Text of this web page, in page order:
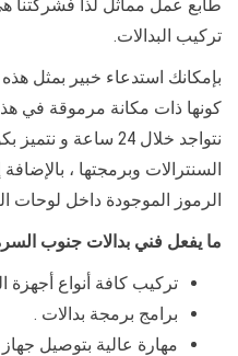
طابع عمل مماثل لذا فشركتنا
تركيب البدالات.
بإمكانك استدعاء خبير بمثل هذه
كونها ذات مكانة مرموقة في
نتواجد خلال 24
السنترالات وبرمجتها ،
الرموز الموجودة داخل لوحات
ما يفعل فني بدالات جنوب
تركيب كافة أنواع أجهزة
برامج برمجة بدالات .
مهارة عالية بتوصيل جهاز